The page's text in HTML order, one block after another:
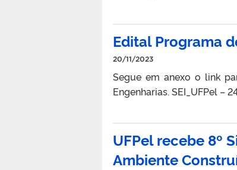
Edital Programa
20/11/2023
Segue em anexo o link
Engenharias. SEI_UFPel –
UFPel recebe 8º
Ambiente